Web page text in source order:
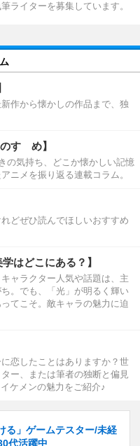
ライターを募集しています。
作から懐かしの作品まで、独
すゝめ】
の気持ち、どこか懐かしい記憶
メを振り返る連載コラム。
どぜひ読んでほしいおすすめ
はどこにある？】
ャラクター人気や話題は、主
。でも、「光」が明るく輝い
てこそ。敵キャラの魅力に迫
恋したことはありますか？世
ー、または筆者の独断と偏見
ケメンの魅力をご紹介♪
る」ゲームテスター/未経
代活躍中